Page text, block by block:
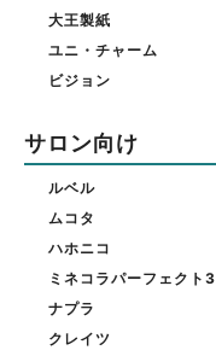
大王製紙
ユニ・チャーム
ビジョン
サロン向け
ルベル
ムコタ
ハホニコ
ミネコラパーフェクト3
ナプラ
クレイツ